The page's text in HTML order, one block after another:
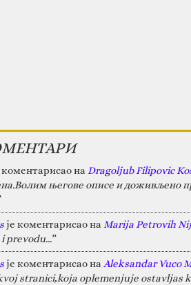
коментарисао на Dragoljub Filipovic
његове описе и доживљено
је коментарисао на Marija Petrovih
prevodu...”
је коментарисао на Aleksandar Vuco
stranici,koja oplemenjuje ostavljas